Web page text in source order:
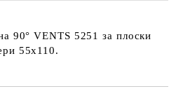
90° VENTS 5251 за плоски
55х110.